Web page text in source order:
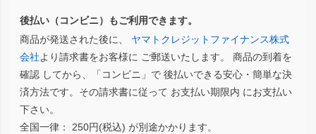
後払い（コンビニ）もご利用できます。
商品が発送された後に、 ヤマトクレジットファイナンス株式
会社より請求書をお客様に ご郵送いたします。 商品の到着を
確認 してから、「コンビニ」で 後払いできる安心・簡単な決
済方法です。その請求書に従って お支払い期限内 にお支払い
下さい。
全国一律： 250円(税込) が別途かかります。